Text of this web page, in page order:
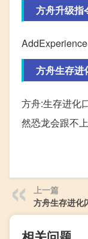
方舟升级指
方舟生存进
方舟:生存进化
然恐龙会跟不
上一篇
方舟生存进化